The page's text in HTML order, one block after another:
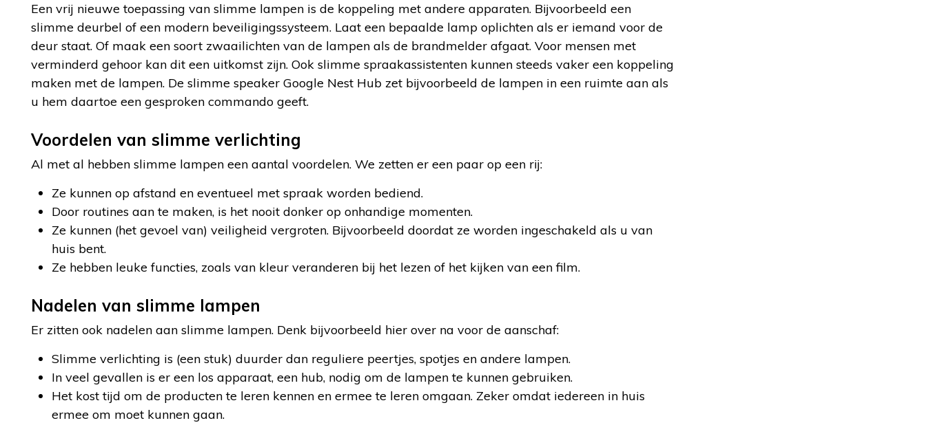
Een vrij nieuwe toepassing van slimme lampen is de koppeling met andere apparaten. Bijvoorbeeld een
slimme deurbel of een modern beveiligingssysteem. Laat een bepaalde lamp oplichten als er iemand voor de
deur staat. Of maak een soort zwaailichten van de lampen als de brandmelder afgaat. Voor mensen met
verminderd gehoor kan dit een uitkomst zijn. Ook slimme spraakassistenten kunnen steeds vaker een koppeling
maken met de lampen. De slimme speaker Google Nest Hub zet bijvoorbeeld de lampen in een ruimte aan als
u hem daartoe een gesproken commando geeft.
Voordelen van slimme verlichting
Al met al hebben slimme lampen een aantal voordelen. We zetten er een paar op een rij:
Ze kunnen op afstand en eventueel met spraak worden bediend.
Door routines aan te maken, is het nooit donker op onhandige momenten.
Ze kunnen (het gevoel van) veiligheid vergroten. Bijvoorbeeld doordat ze worden ingeschakeld als u van
huis bent.
Ze hebben leuke functies, zoals van kleur veranderen bij het lezen of het kijken van een film.
Nadelen van slimme lampen
Er zitten ook nadelen aan slimme lampen. Denk bijvoorbeeld hier over na voor de aanschaf:
Slimme verlichting is (een stuk) duurder dan reguliere peertjes, spotjes en andere lampen.
In veel gevallen is er een los apparaat, een hub, nodig om de lampen te kunnen gebruiken.
Het kost tijd om de producten te leren kennen en ermee te leren omgaan. Zeker omdat iedereen in huis
ermee om moet kunnen gaan.